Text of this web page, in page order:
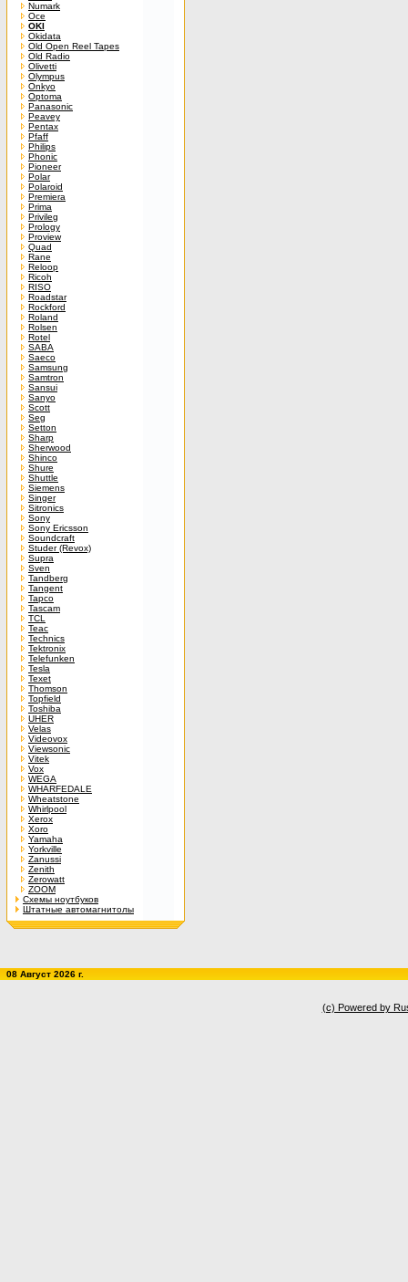
Numark
Oce
OKI
Okidata
Old Open Reel Tapes
Old Radio
Olivetti
Olympus
Onkyo
Optoma
Panasonic
Peavey
Pentax
Pfaff
Philips
Phonic
Pioneer
Polar
Polaroid
Premiera
Prima
Privileg
Prology
Proview
Quad
Rane
Reloop
Ricoh
RISO
Roadstar
Rockford
Roland
Rolsen
Rotel
SABA
Saeco
Samsung
Samtron
Sansui
Sanyo
Scott
Seg
Setton
Sharp
Sherwood
Shinco
Shure
Shuttle
Siemens
Singer
Sitronics
Sony
Sony Ericsson
Soundcraft
Studer (Revox)
Supra
Sven
Tandberg
Tangent
Tapco
Tascam
TCL
Teac
Technics
Tektronix
Telefunken
Tesla
Texet
Thomson
Topfield
Toshiba
UHER
Velas
Videovox
Viewsonic
Vitek
Vox
WEGA
WHARFEDALE
Wheatstone
Whirlpool
Xerox
Xoro
Yamaha
Yorkville
Zanussi
Zenith
Zerowatt
ZOOM
Схемы ноутбуков
Штатные автомагнитолы
08 Август 2026 г.
(c) Powered by